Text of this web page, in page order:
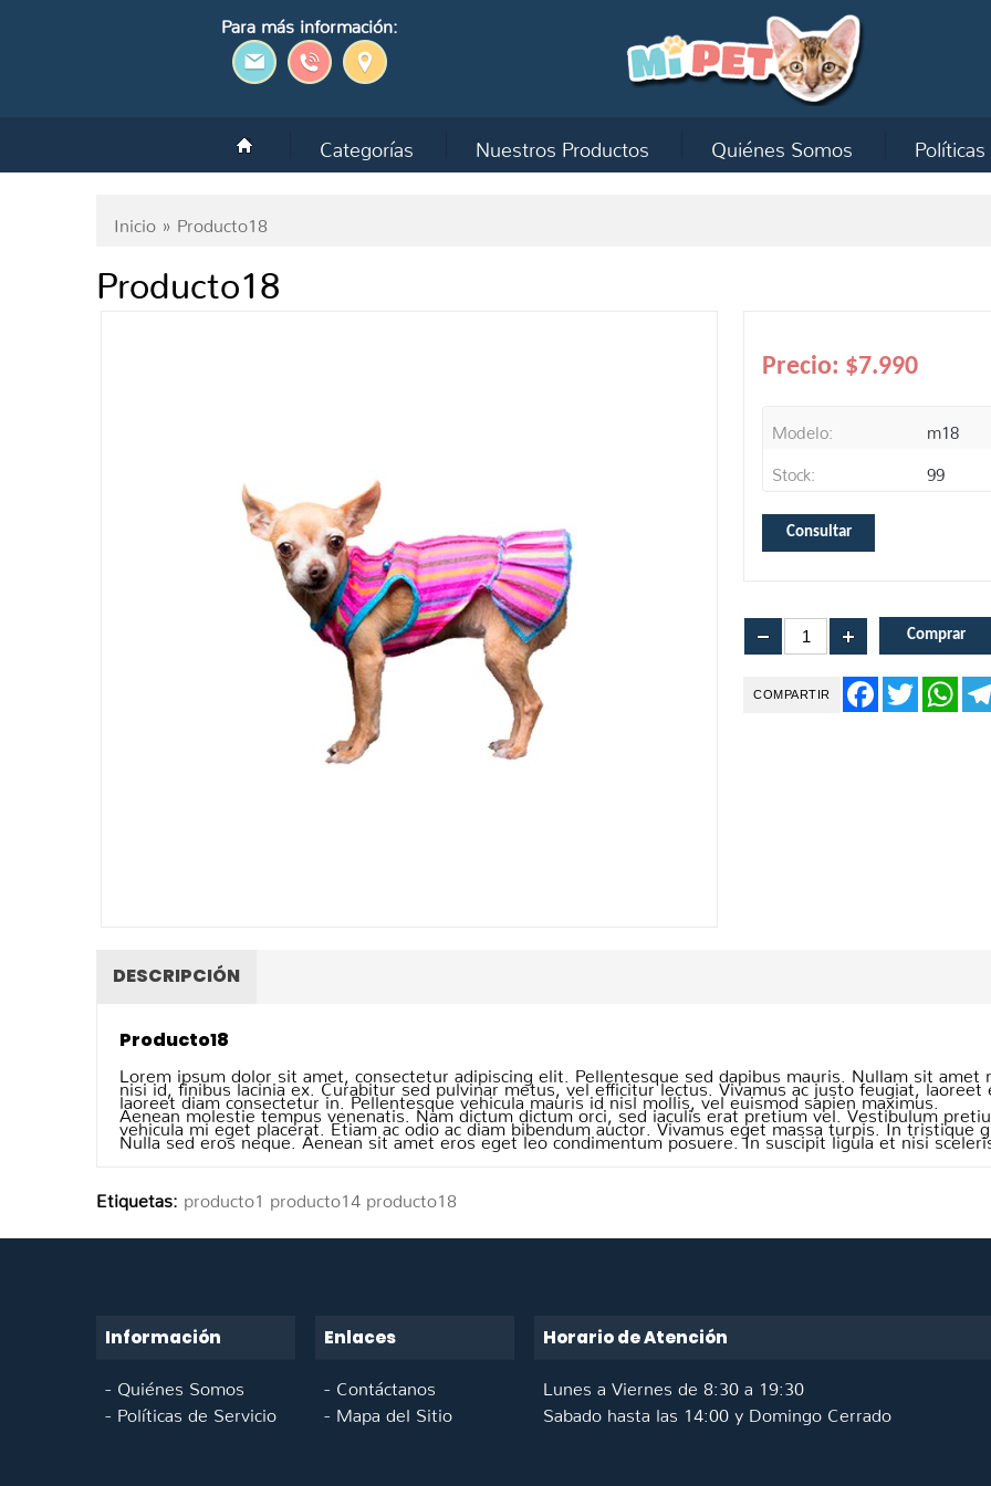
Para más información:
Categorías Nuestros Productos Quiénes Somos Políticas
Inicio » Producto18
Producto18
Precio: $7.990
Modelo: m18
Stock: 99
COMPARTIR
Facebook
Twitter
DESCRIPCIÓN
Producto18
Lorem ipsum dolor sit amet, consectetur adipiscing elit. Pellentesque sed dapibus mauris. Nullam sit amet
nisi id, finibus lacinia ex. Curabitur sed pulvinar metus, vel efficitur lectus. Vivamus ac justo feugiat,
laoreet diam consectetur in. Pellentesque vehicula mauris id nisl mollis, vel euismod sapien maximus.
Aenean molestie tempus venenatis. Nam dictum dictum orci, sed iaculis erat pretium vel. Vestibulum
vehicula mi eget placerat. Etiam ac odio ac diam bibendum auctor. Vivamus eget massa turpis. In tristique
Nulla sed eros neque. Aenean sit amet eros eget leo condimentum posuere. In suscipit ligula et nisi
Etiquetas: producto1 producto14 producto18
Información
Quiénes Somos
Políticas de Servicio
Enlaces
Contáctanos
Mapa del Sitio
Horario de Atención
Lunes a Viernes de 8:30 a 19:30
Sabado hasta las 14:00 y Domingo Cerrado